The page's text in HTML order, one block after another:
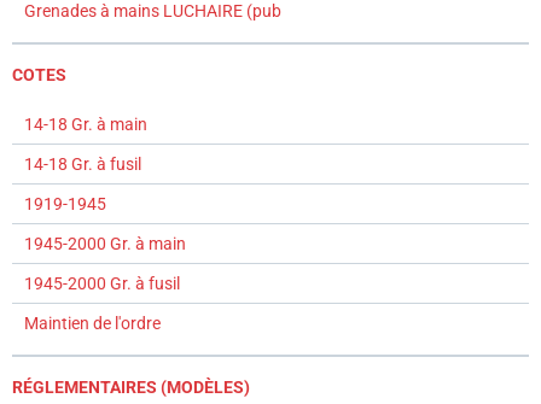
Grenades à mains LUCHAIRE (pub
COTES
14-18 Gr. à main
14-18 Gr. à fusil
1919-1945
1945-2000 Gr. à main
1945-2000 Gr. à fusil
Maintien de l'ordre
RÉGLEMENTAIRES (MODÈLES)